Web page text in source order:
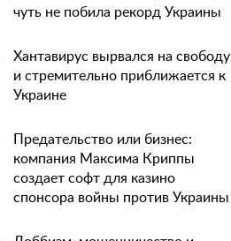
чуть не побила рекорд Украины
Хантавирус вырвался на свободу
и стремительно приближается к
Украине
Предательство или бизнес:
компания Максима Криппы
создает софт для казино
спонсора войны против Украины